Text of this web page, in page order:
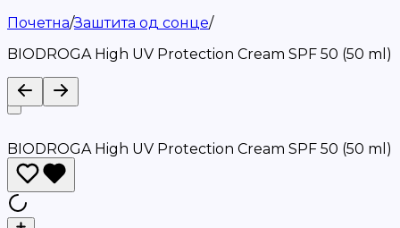
Почетна/Заштита од сонце/
BIODROGA High UV Protection Cream SPF 50 (50 ml)
BIODROGA High UV Protection Cream SPF 50 (50 ml)